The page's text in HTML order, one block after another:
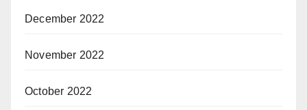
December 2022
November 2022
October 2022